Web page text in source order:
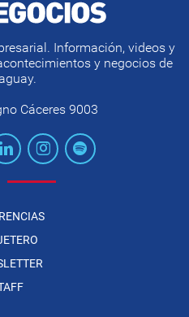
Información, videos y
y negocios de
Cáceres 9003